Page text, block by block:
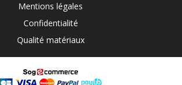
Mentions légales
Confidentialité
Qualité matériaux